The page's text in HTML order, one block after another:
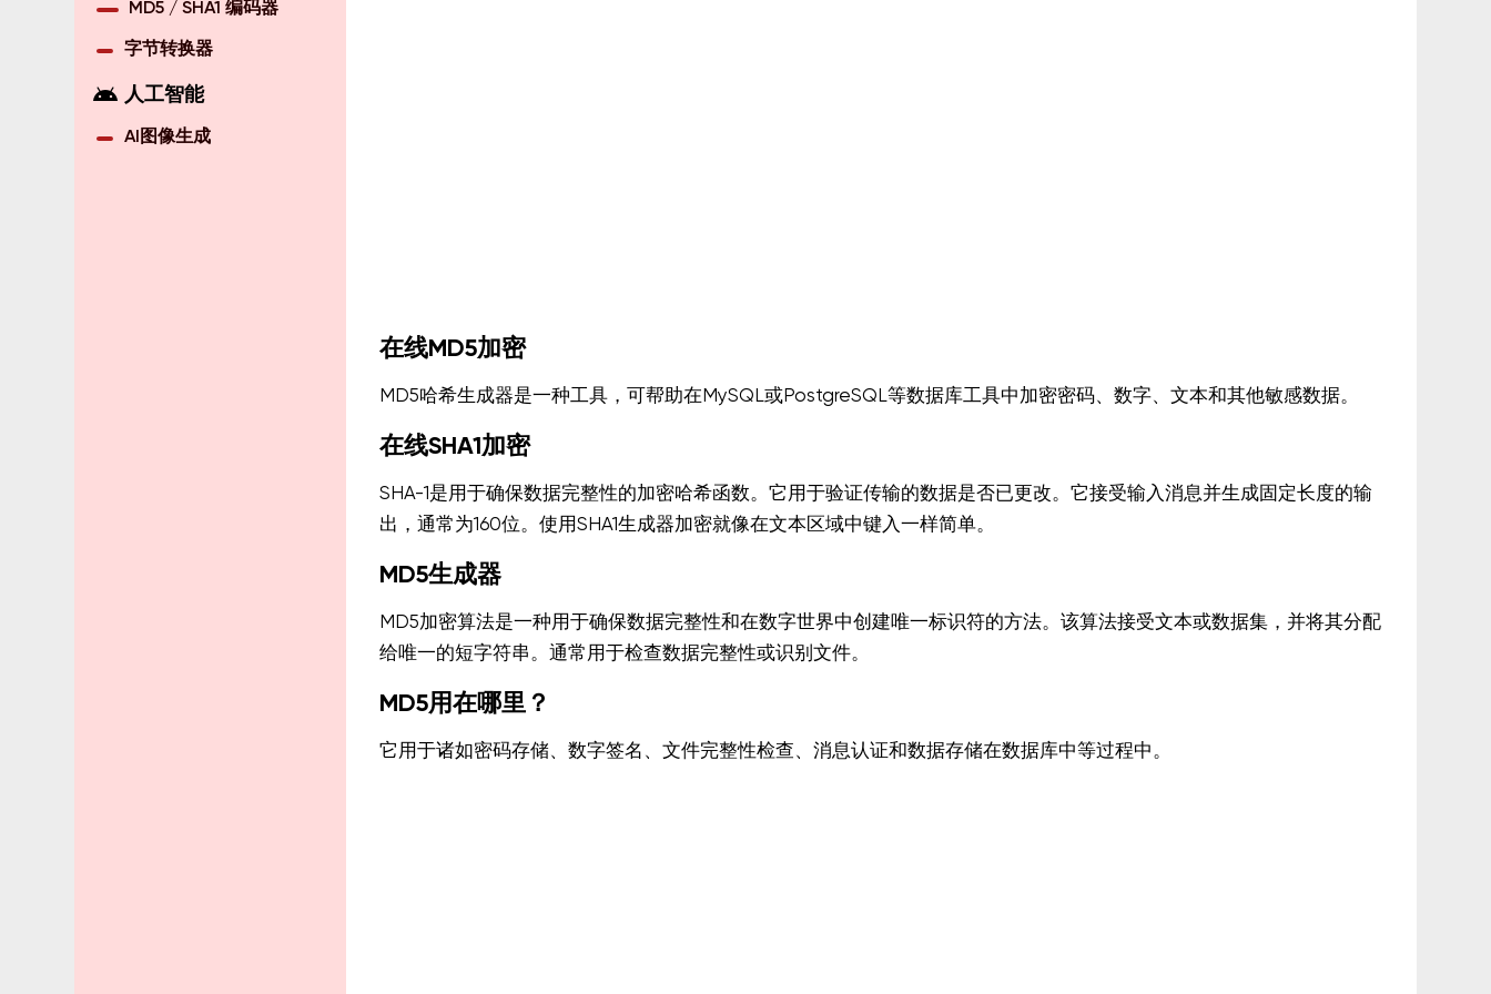
MD5 / SHA1 编码器
字节转换器
android 人工智能
AI图像生成
在线MD5加密
MD5哈希生成器是一种工具，可帮助在MySQL或PostgreSQL等数据库工具中加密密码、数字、文本和其他敏感数据。
在线SHA1加密
SHA-1是用于确保数据完整性的加密哈希函数。它用于验证传输的数据是否已更改。它接受输入消息并生成固定长度的输
出，通常为160位。使用SHA1生成器加密就像在文本区域中键入一样简单。
MD5生成器
MD5加密算法是一种用于确保数据完整性和在数字世界中创建唯一标识符的方法。该算法接受文本或数据集，并将其分配
给唯一的短字符串。通常用于检查数据完整性或识别文件。
MD5用在哪里？
它用于诸如密码存储、数字签名、文件完整性检查、消息认证和数据存储在数据库中等过程中。